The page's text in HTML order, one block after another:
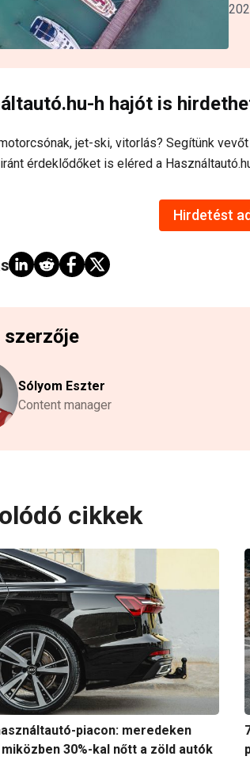
h hajót is
jet-ski, vitorlás? Segítünk
érdeklődőket is eléred a
Hirdetést
szerzője
Sólyom Eszter
Content manager
cikkek
piacon: meredeken
30%-kal nőtt a zöld autók